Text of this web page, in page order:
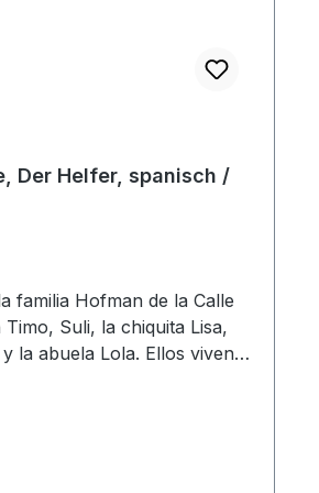
Der Helfer, spanisch /
familia Hofman de la Calle
Timo, Suli, la chiquita Lisa,
la abuela Lola. Ellos viven